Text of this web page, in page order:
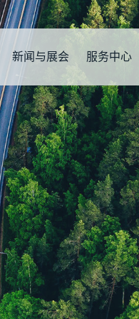
新闻与展会 服务中心